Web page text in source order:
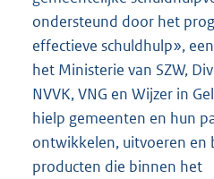
ondersteund door het
effectieve schuldhulp»,
het Ministerie van SZW,
NVVK, VNG en Wijzer in
hielp gemeenten en hun
ontwikkelen, uitvoeren en
producten die binnen het